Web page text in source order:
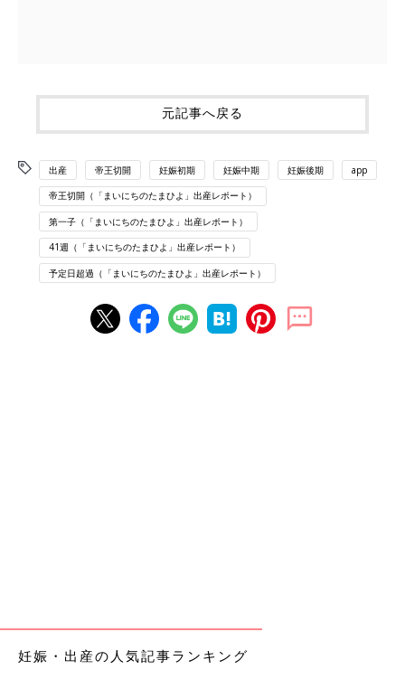
元記事へ戻る
出産 帝王切開 妊娠初期 妊娠中期 妊娠後期 app
帝王切開（「まいにちのたまひよ」出産レポート）
第一子（「まいにちのたまひよ」出産レポート）
41週（「まいにちのたまひよ」出産レポート）
予定日超過（「まいにちのたまひよ」出産レポート）
妊娠・出産の人気記事ランキング